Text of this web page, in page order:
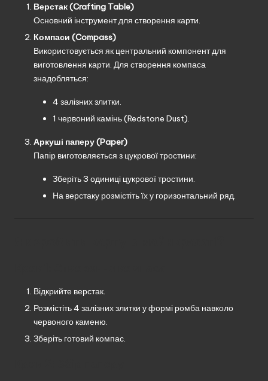
Верстак (Crafting Table)
Основний інструмент для створення карти.
Компаси (Compass)
Використовується як центральний компонент для
виготовлення карти. Для створення компаса
знадобляться:
4 залізних злитки.
1 червоний камінь (Redstone Dust).
Аркуші паперу (Paper)
Папір виготовляється з цукрової тростини:
Зберіть 3 одиниці цукрової тростини.
На верстаку розмістіть їх у горизонтальний ряд.
Відкрийте верстак.
Розмістіть 4 залізних злитки у формі ромба навколо
червоного каменю.
Зберіть готовий компас.